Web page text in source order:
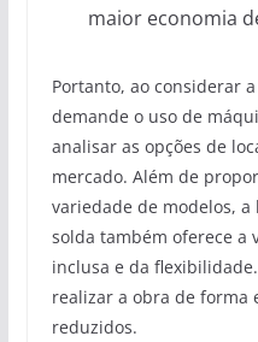
maior economia
Portanto, ao considerar
demande o uso de
analisar as opções de
mercado. Além de
variedade de modelos,
solda também oferece a
inclusa e da
realizar a obra de forma
reduzidos.